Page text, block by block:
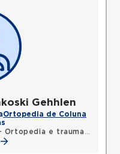
Gehhlen
Ortopedia de Coluna
e traumatologia